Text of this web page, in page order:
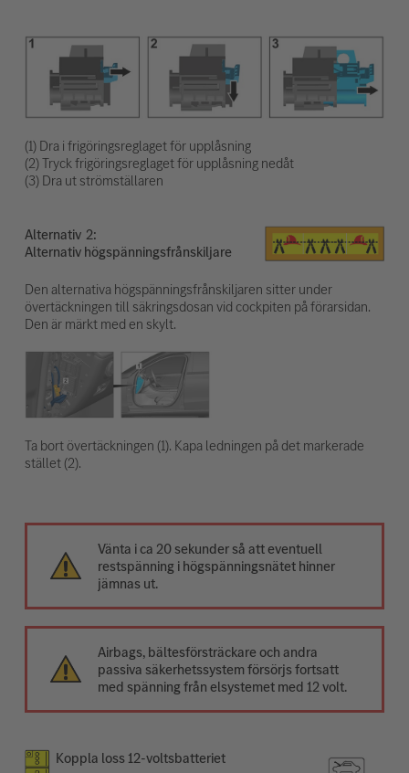
(1) Dra i frigöringsreglaget för upplåsning
(2) Tryck frigöringsreglaget för upplåsning nedåt
(3) Dra ut strömställaren
Alternativ
Alternativ högspänningsfrånskiljare
Den alternativa högspänningsfrånskiljaren sitter under
övertäckningen till säkringsdosan vid cockpiten på förarsidan.
Den är märkt med en skylt.
Ta bort övertäckningen (1). Kapa ledningen på det markerade
stället (2).
Vänta i ca 20 sekunder så att eventuell
restspänning i högspänningsnätet hinner
jämnas ut.
Airbags, bältesförsträckare och andra
passiva säkerhetssystem försörjs fortsatt
med spänning från elsystemet med 12 volt.
Koppla loss 12-voltsbatteriet